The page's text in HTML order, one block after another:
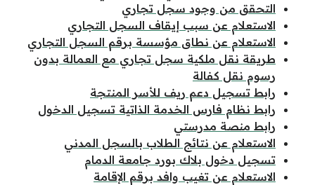
التحقق من وجود سجل تجاري
الاستعلام عن سبب إيقاف السجل التجاري
الاستعلام عن نطاق مؤسسة برقم السجل التجاري
طريقة نقل ملكية سجل تجاري مع العمالة بدون
رسوم نقل كفالة
رابط تسجيل دعم ريف للأسر المنتجة
رابط نظام فارس الخدمة الذاتية تسجيل الدخول
رابط منصة مدرستي
الاستعلام عن نتائج الطلاب بالسجل المدني
تسجيل دخول بلاك بورد جامعة الدمام
الاستعلام عن تغيب وافد برقم الإقامة